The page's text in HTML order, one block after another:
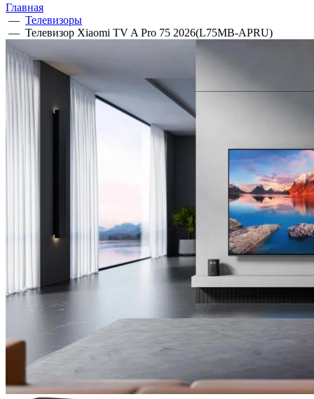
Главная
— Телевизоры
— Телевизор Xiaomi TV A Pro 75 2026(L75MB-APRU)